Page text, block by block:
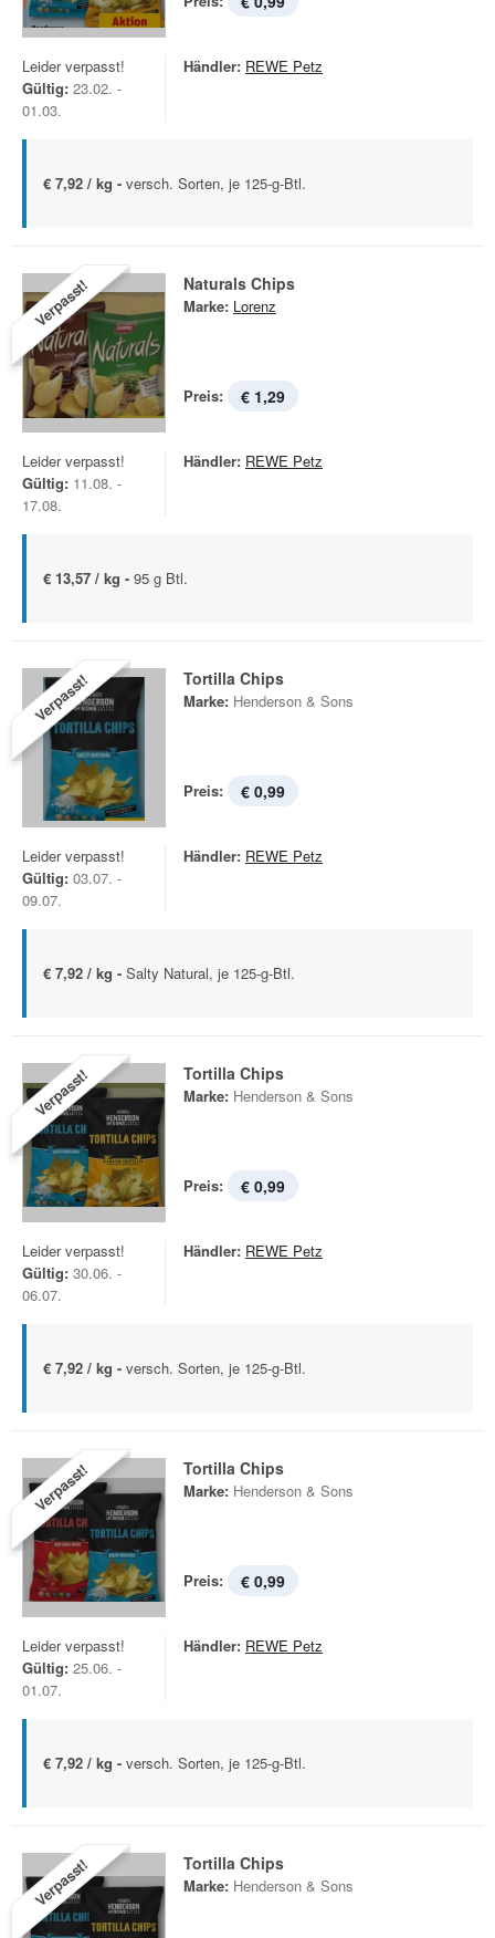
Leider verpasst!
Gültig: 23.02. -
01.03.
Händler: REWE Petz
€ 7,92 / kg - versch. Sorten, je 125-g-Btl.
Verpasst! Naturals Chips
Marke: Lorenz
Preis: € 1,29
Leider verpasst!
Gültig: 11.08. -
17.08.
Händler: REWE Petz
€ 13,57 / kg - 95 g Btl.
Verpasst! Tortilla Chips
Marke: Henderson & Sons
Preis: € 0,99
Leider verpasst!
Gültig: 03.07. -
09.07.
Händler: REWE Petz
€ 7,92 / kg - Salty Natural, je 125-g-Btl.
Verpasst! Tortilla Chips
Marke: Henderson & Sons
Preis: € 0,99
Leider verpasst!
Gültig: 30.06. -
06.07.
Händler: REWE Petz
€ 7,92 / kg - versch. Sorten, je 125-g-Btl.
Verpasst! Tortilla Chips
Marke: Henderson & Sons
Preis: € 0,99
Leider verpasst!
Gültig: 25.06. -
01.07.
Händler: REWE Petz
€ 7,92 / kg - versch. Sorten, je 125-g-Btl.
Verpasst! Tortilla Chips
Marke: Henderson & Sons